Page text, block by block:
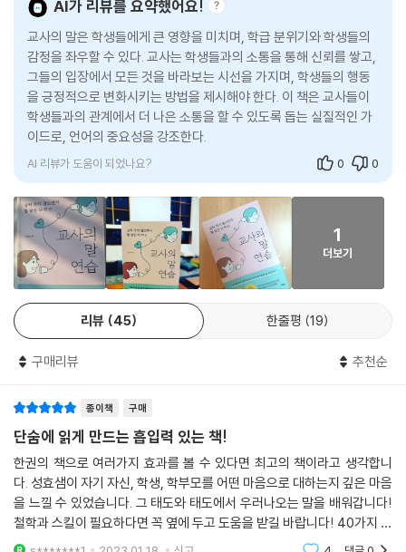
아이의 성취 욕구를 높이는 교사의 좋은 피드백 ·
→‘좀 성의 있게 해봐’ 대신
방관자 없는 수업을 위한 교사의 질문법
→‘누가 발표해볼까?’ 대신
[한 걸음 더 나아가기] 학생들이 대답하기 어려운 질문 유형 5가지
아직 상황에 맞게 행동하지 못할 수 있어요
→‘그걸 꼭 말로 설명해줘야 해?’ 대신
아이들의 집중력을 고려한 시간표 짜기
→‘수업 시간에 하품하면 어떡해’ 대신
장난꾸러기를 수업에 참여시키는 현명한 방법
학부모와 교사의 언어는 달라요
친절하게 말한다는 것의 2가지 의미
[성효샘의 교실 에피소드] 강한 신뢰감을 심어주는 것이 먼저입니다
닙니다. 학부모와 교사는 학생이라는 지극히 중요한 대상을 서로 다른 방
향에서 바라보고 있습니다. 싫든 좋든 아이 문제로 교사와 학부모가 얼굴
을 마주해야 하는 상황도 더러 생깁니다. 필요하면 당장 내일이라도 학부
모 얼굴을 봐야 하는 게 학부모와 교사 사이죠. 학부모와 이야기할 때는 학
부모 이야기를 먼저 들어주세요. 학부모가 진짜 하고 싶은 말이 무엇인지
를 이해하려 애써보세요. 학부모가 어떤 부분에서 서운해하고 있고, 왜 그
렇게 생각하는지를 먼저 들어주세요. 설사 학부모의 마음을 이해하지 못하
더라도 이해하는 척이라도 해주어야 합니다.
---「친절하게 말한다는 것의2가지 의미」중에서
친절은 고마워할 줄 아는 사람에게 베풀라는 말이 있습니다. 그 작은 개미
도 나뭇잎 한 장을 들어 올릴 때면 수백 마리가 달려드는데, 왜 힘든 학교
일을 혼자 해야 하나요. 혼자만 아무 일 안 하고 노는 동료, 남에게 자주 미
루는 동료는 사실 동료라고 부르기도 부끄럽습니다. 이런 이에겐 정확하고
분명하게 선을 그어서 말하세요. “여기까진 되고, 이 이상은 안 됩니다”라
고요. 참고로 이런 상대는 한번 말해선 안 받아들이는 경우도 많습니다. 몇
번이고 반복해서 똑같은 말을 하는 게 좋습니다. 이런 말씨름이 피곤하다
대가 선을 넘어오는 것은 내가 선을 넘어오게 허용하기 때문입니다.
---「일을 떠넘기는 동료에게는 선을 분명히 그어주세요」중에서
단호해야 할 때와 부드러울 때를 아는 게 좋은 교사라고 생각합니다. 단호
해야 하는데도 단호하지 못하거나 부드러워도 될 때 부드럽지 못하다면 이
미 좋은 교사가 아닌 것입니다. 단호해야 할 땐 물러서거나 움츠리지 말고
단호하게 나가세요. 다만, 아이들에게 화를 내는 것인지, 단호하게 말하고
해결하는 말의 키워드로 6가지를 제시한다. 존중의 기술, 공감의 기술, 권
유의 기술, 수업의 기술, 소통의 기술, 성장의 기술이 그것이다. 여기에는
아이들을 긍정적으로 변화시키는 말의 기술을 중심으로, 교사들이 가장 어
려워하는 상대인 학부모와 한 걸음 가까워지고, 동료 교사와 원활한 관계
를 맺고, 교사로서 나를 지키고 키우는 비결까지 폭넓게 담겼다. 교직 생활
에 어려움을 느끼고 있다면 이 책의 안내에 따라 말부터 바꿔보자. 어떤 교
단호하게, 그러나 부드럽게
원칙에 따라 대화의 주도권을 잡아라
좋은 대화는 언제나 상대를 존중하는 것에서 시작된다. 공감은 교사가 상
처받지 않고 아이는 올바른 감정 표현을 배울 수 있는 최고의 대화법이다.
특히 온갖 문제를 일으키는 학생과 이야기 나눌 때 꼭 기억해야 할 것은 권
유의 기술이다. 이처럼 이 책은 교사가 늘 마음에 품고 있어야 하는 교육의
대해서는 단호하되, 아이들이 아직 성장 중인 존재임을 잊지 않고 언제나
켜나간다면 교사는 학생은 물론이고, 학부모나 동료 관계에서도 신뢰를 얻
고 대화의 주도권을 잡을 수 있다. 또한 가정에서의 교육은 부모가 책임지
는 만큼, 이 책이 알려주는 교사의 말은 학부모가 자녀를 가르치는 데에도
요긴하다. 따라서 이 책은 교육과 관계된 사람이라면 누구든 꼭 읽어야 할
필독서이다. 말이 바뀌면 학생이 바뀌고, 교실이 바뀌고, 나아가 교육 전체
가 바뀔 수 있기 때문이다.
AI가 리뷰를 요약했어요!
교사의 말은 학생들에게 큰 영향을 미치며, 학급 분위기와 학생들의
감정을 좌우할 수 있다. 교사는 학생들과의 소통을 통해 신뢰를 쌓고,
그들의 입장에서 모든 것을 바라보는 시선을 가지며, 학생들의 행동
을 긍정적으로 변화시키는 방법을 제시해야 한다. 이 책은 교사들이
학생들과의 관계에서 더 나은 소통을 할 수 있도록 돕는 실질적인 가
이드로, 언어의 중요성을 강조한다.
AI 리뷰가 도움이 되었나요? 0 0
1
더보기
리뷰 45 한줄평 19
구매리뷰 추천순
종이책 구매
단숨에 읽게 만드는 흡입력 있는 책!
한권의 책으로 여러가지 효과를 볼 수 있다면 최고의 책이라고 생각합니
다. 성효샘이 자기 자신, 학생, 학부모를 어떤 마음으로 대하는지 깊은 마음
을 느낄 수 있었습니다. 그 태도와 태도에서 우러나오는 말을 배워갑니다!
철학과 스킬이 필요하다면 꼭 옆에 두고 도움을 받길 바랍니다! 40가지 상
황이 나와 있습니다. 40 가지를 모두 관통하는 핵심이 있습니다. 저는 그